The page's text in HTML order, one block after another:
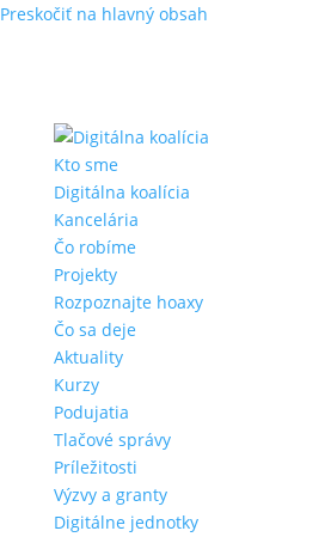
Preskočiť na hlavný obsah
Kto sme
Digitálna koalícia
Kancelária
Čo robíme
Projekty
Rozpoznajte hoaxy
Čo sa deje
Aktuality
Kurzy
Podujatia
Tlačové správy
Príležitosti
Výzvy a granty
Digitálne jednotky